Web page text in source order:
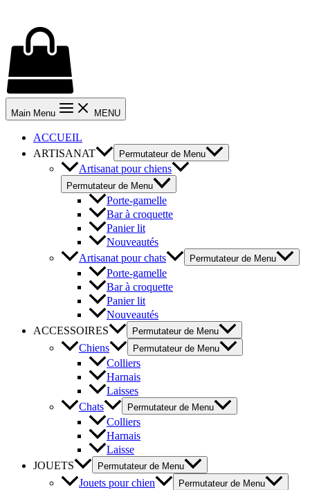
Main Menu MENU
ACCUEIL
ARTISANAT
Permutateur de Menu
Artisanat pour chiens
Permutateur de Menu
Porte-gamelle
Bar à croquette
Panier lit
Nouveautés
Artisanat pour chats
Permutateur de Menu
Porte-gamelle
Bar à croquette
Panier lit
Nouveautés
ACCESSOIRES
Permutateur de Menu
Chiens Permutateur de Menu
Colliers
Harnais
Laisses
Chats
Permutateur de Menu
Colliers
Harnais
Laisse
JOUETS
Permutateur de Menu
Jouets pour chien Permutateur de Menu